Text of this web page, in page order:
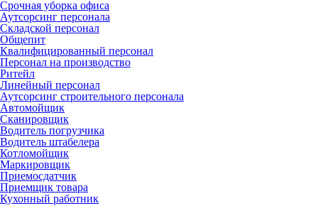
Срочная уборка офиса
Аутсорсинг персонала
Складской персонал
Общепит
Квалифицированный персонал
Персонал на производство
Ритейл
Линейный персонал
Аутсорсинг строительного персонала
Автомойщик
Сканировщик
Водитель погрузчика
Водитель штабелера
Котломойщик
Маркировщик
Приемосдатчик
Приемщик товара
Кухонный работник